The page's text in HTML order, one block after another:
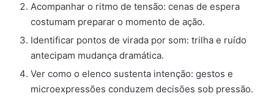
Acompanhar o ritmo de tensão: cenas de espera
costumam preparar o momento de ação.
Identificar pontos de virada por som: trilha e ruído
antecipam mudança dramática.
Ver como o elenco sustenta intenção: gestos e
microexpressões conduzem decisões sob pressão.